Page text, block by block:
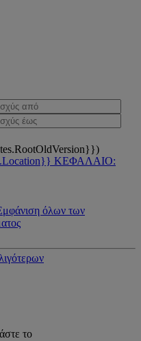
ΚΕΦΑΛΑΙΟ:
όλων των
το